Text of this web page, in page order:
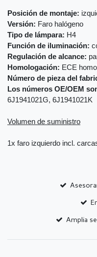
Posición de montaje:
Versión: Faro halógeno
Tipo de lámpara: H4
Función de iluminación:
Regulación de alcance:
Homologación: ECE
Número de pieza del
Los números OE/OEM
6J1941021G, 6J1941021K
Volumen de suministro
1x faro izquierdo incl.
Amplia